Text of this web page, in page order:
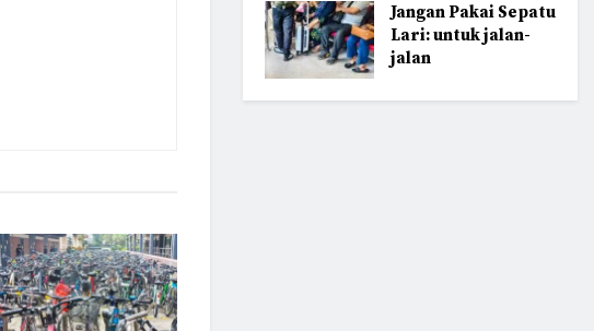
Jangan Pakai Sepatu
Lari: untuk jalan-
jalan